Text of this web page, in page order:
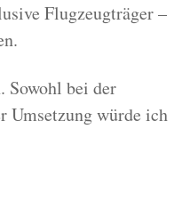
Flugzeugträger –
Sowohl bei der
Umsetzung würde ich